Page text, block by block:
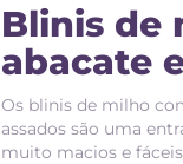
Blinis de
abacate
assados
Os blinis de milho
assados são uma
muito macios e